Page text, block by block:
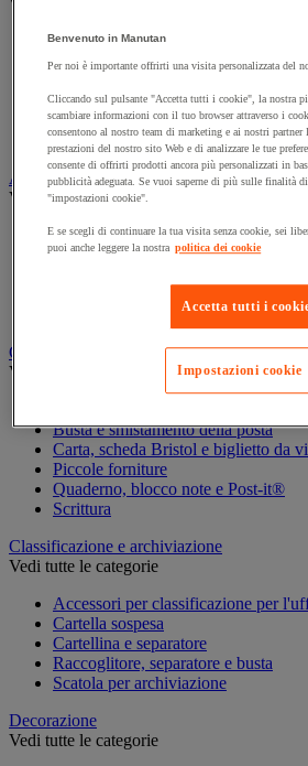
Archiviazione orizzontale
Archiviazione per cartelle sospese
Armadio per ufficio
Carrello da ufficio
Libreria
Audiovisivi
Vedi tutte le categorie
Attrezzature audio e Hi-Fi
Connessione audio e video
Strumenti per proiezione e
Cancelleria e forniture per ufficio
Vedi tutte le categorie
Busta e smistamento della posta
Carta, scheda Bristol e biglietto da
Piccole forniture
Quaderno, blocco note e Post-it®
Scrittura
Classificazione e archiviazione
Vedi tutte le categorie
Accessori per classificazione per
Cartella sospesa
Cartellina e separatore
Raccoglitore, separatore e busta
Scatola per archiviazione
Decorazione
Vedi tutte le categorie
Benvenuto in Manutan
Per noi è importante offrirti una visita personalizzata del
Cliccando sul pulsante "Accetta tutti i cookie", la nostra
scambiare informazioni con il tuo browser attraverso i
consentono al nostro team di marketing e ai nostri partner
prestazioni del nostro sito Web e di analizzare le tue
consente di offrirti prodotti ancora più personalizzati in
pubblicità adeguata. Se vuoi saperne di più sulle finalità
"impostazioni cookie".
E se scegli di continuare la tua visita senza cookie, sei
puoi anche leggere la nostra politica dei cookie
Accetta tutti i
Impostazioni cookie